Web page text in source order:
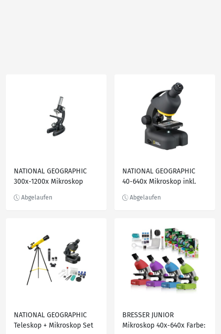
NATIONAL GEOGRAPHIC
300x-1200x Mikroskop
NATIONAL GEOGRAPHIC
40-640x Mikroskop inkl.
NATIONAL GEOGRAPHIC
Teleskop + Mikroskop Set
BRESSER JUNIOR
Mikroskop 40x-640x Farbe: